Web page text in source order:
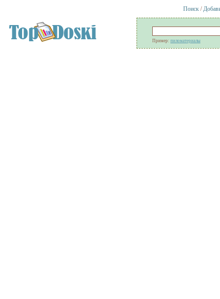
Поиск /
Пример: пиломатериалы